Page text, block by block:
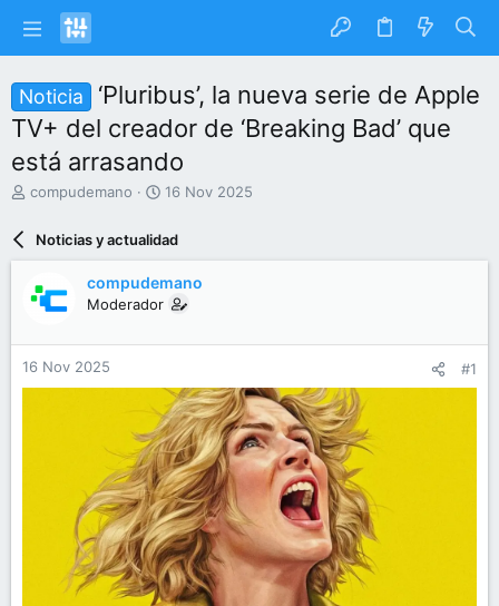
Noticia
‘Pluribus’, la nueva serie de Apple
TV+ del creador de ‘Breaking Bad’ que
está arrasando
I
a
r
d
e
compudemano
F
h
d
e
n
c
i
o
16 Nov 2025
Noticias y actualidad
compudemano
Moderador
16 Nov 2025 #1